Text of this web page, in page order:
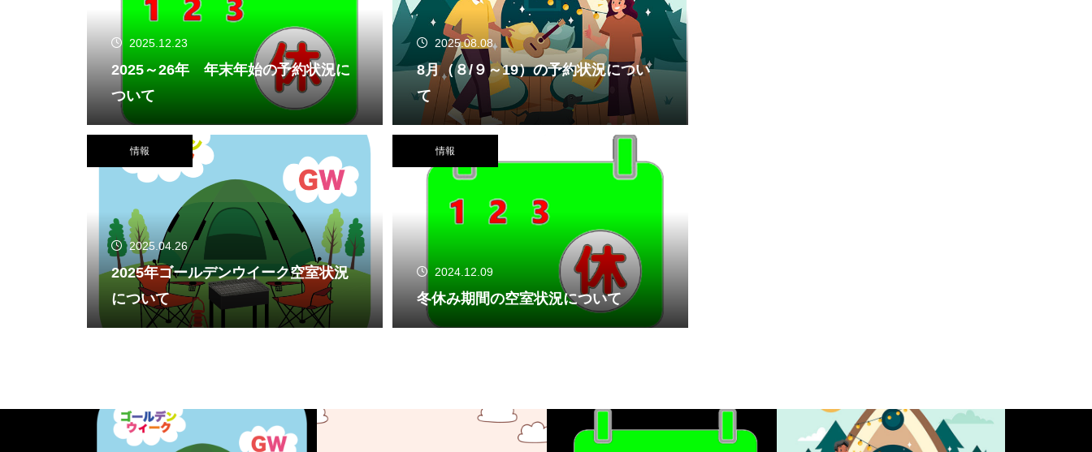
2025.12.23
2025～26年 年末年始の予約状況に
ついて
2025.08.08
8月（８/９～19）の予約状況につい
て
情報
2025.04.26
2025年ゴールデンウイーク空室状況
について
情報
2024.12.09
冬休み期間の空室状況について